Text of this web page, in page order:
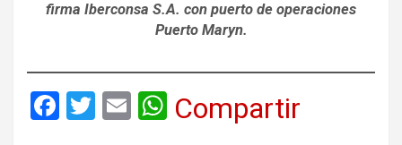
firma Iberconsa S.A. con puerto de operaciones
Puerto Maryn.
F
T
E
W
Compartir